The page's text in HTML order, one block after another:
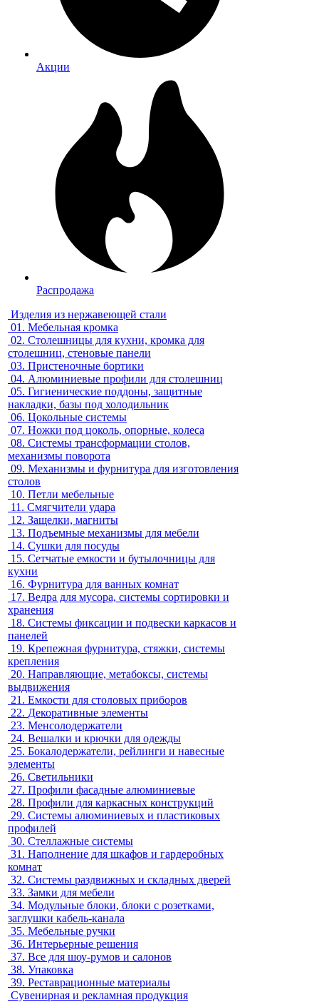
Акции
Распродажа
Изделия из нержавеющей стали
01. Мебельная кромка
02. Столешницы для кухни, кромка для
столешниц, стеновые панели
03. Пристеночные бортики
04. Алюминиевые профили для столешниц
05. Гигиенические поддоны, защитные
накладки, базы под холодильник
06. Цокольные системы
07. Ножки под цоколь, опорные, колеса
08. Системы трансформации столов,
механизмы поворота
09. Механизмы и фурнитура для изготовления
столов
10. Петли мебельные
11. Смягчители удара
12. Защелки, магниты
13. Подъемные механизмы для мебели
14. Сушки для посуды
15. Сетчатые емкости и бутылочницы для
кухни
16. Фурнитура для ванных комнат
17. Ведра для мусора, системы сортировки и
хранения
18. Системы фиксации и подвески каркасов и
панелей
19. Крепежная фурнитура, стяжки, системы
крепления
20. Направляющие, метабоксы, системы
выдвижения
21. Емкости для столовых приборов
22. Декоративные элементы
23. Менсолодержатели
24. Вешалки и крючки для одежды
25. Бокалодержатели, рейлинги и навесные
элементы
26. Светильники
27. Профили фасадные алюминиевые
28. Профили для каркасных конструкций
29. Системы алюминиевых и пластиковых
профилей
30. Стеллажные системы
31. Наполнение для шкафов и гардеробных
комнат
32. Системы раздвижных и складных дверей
33. Замки для мебели
34. Модульные блоки, блоки с розетками,
заглушки кабель-канала
35. Мебельные ручки
36. Интерьерные решения
37. Все для шоу-румов и салонов
38. Упаковка
39. Реставрационные материалы
Сувенирная и рекламная продукция